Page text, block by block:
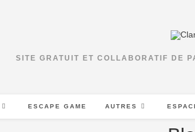
SITE GRATUIT ET COLLABORATIF DE
ESCAPE GAME AUTRES